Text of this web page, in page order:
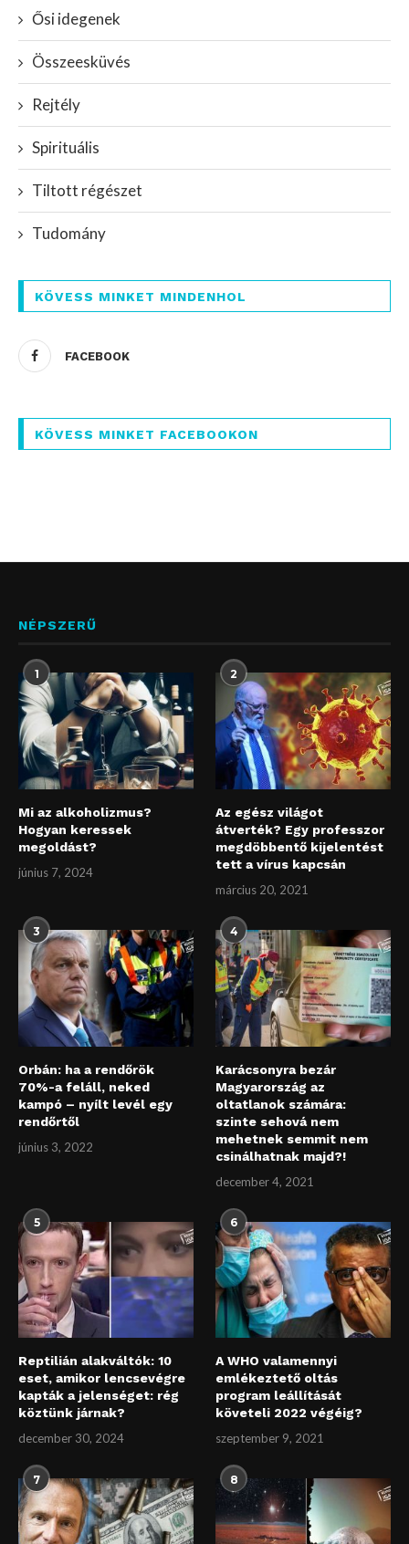
Ősi idegenek
Összeesküvés
Rejtély
Spirituális
Tiltott régészet
Tudomány
KÖVESS MINKET MINDENHOL
FACEBOOK
KÖVESS MINKET FACEBOOKON
NÉPSZERŰ
1
Mi az alkoholizmus?
Hogyan keressek
megoldást?
június 7, 2024
2
Az egész világot
átverték? Egy professzor
megdöbbentő kijelentést
tett a vírus kapcsán
március 20, 2021
3
Orbán: ha a rendőrök
70%-a feláll, neked
kampó – nyílt levél egy
rendőrtől
június 3, 2022
4
Karácsonyra bezár
Magyarország az
oltatlanok számára:
szinte sehová nem
mehetnek semmit nem
csinálhatnak majd?!
december 4, 2021
5
Reptilián alakváltók: 10
eset, amikor lencsevégre
kapták a jelenséget: rég
köztünk járnak?
december 30, 2024
6
A WHO valamennyi
emlékeztető oltás
program leállítását
követeli 2022 végéig?
szeptember 9, 2021
7 8